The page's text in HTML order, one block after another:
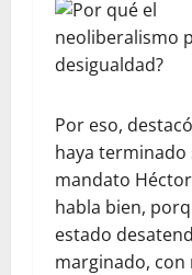
Por eso,
haya terminado
mandato
habla bien,
estado
marginado, con